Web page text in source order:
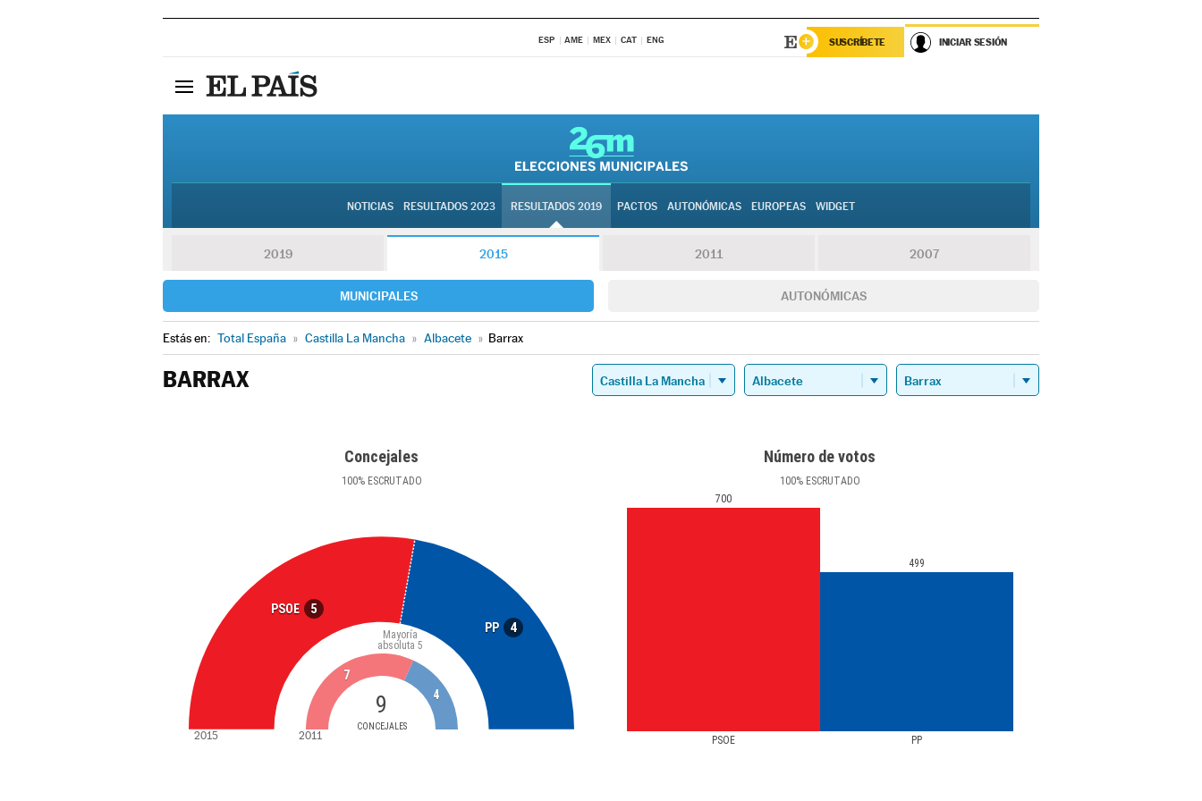
ESP AME MEX CAT ENG SUSCRÍBETE INICIAR SESIÓN
NOTICIAS RESULTADOS 2023 RESULTADOS 2019 PACTOS AUTONÓMICAS EUROPEAS WIDGET
2019 2015 2011 2007
MUNICIPALES AUTONÓMICAS
Estás en: Total España » Castilla La Mancha » Albacete » Barrax
BARRAX
Concejales
100%ESCRUTADO
PSOE 5
PP 4
9
CONCEJALES
Mayoría
absoluta 5
7
4
2015 2011
Número de votos
100%ESCRUTADO
PSOE PP
700
499